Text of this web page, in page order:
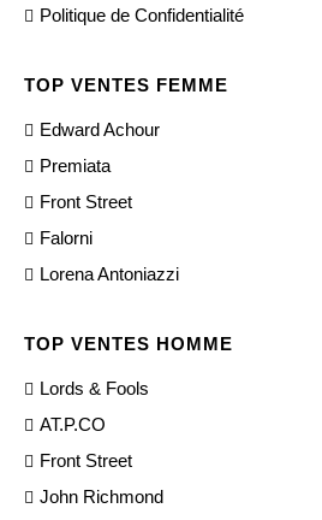
Politique de Confidentialité
TOP VENTES FEMME
Edward Achour
Premiata
Front Street
Falorni
Lorena Antoniazzi
TOP VENTES HOMME
Lords & Fools
AT.P.CO
Front Street
John Richmond